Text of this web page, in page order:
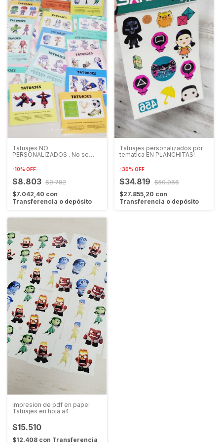
Tatuajes NO
PERSONALIZADOS . No se
-10% OFF
$8.803 $9.782
$7.042,40 con
Transferencia o depósito
Tatuajes personalizados por
tematica EN PLANCHITAS!
-30% OFF
$34.819 $50.066
$27.855,20 con
Transferencia o depósito
impresion de pdf en papel
Tatuajes en hoja a4
$15.510
$12.408 con Transferencia